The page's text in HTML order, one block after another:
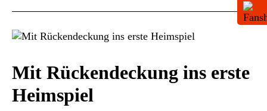
Mit Rückendeckung ins erste
Heimspiel